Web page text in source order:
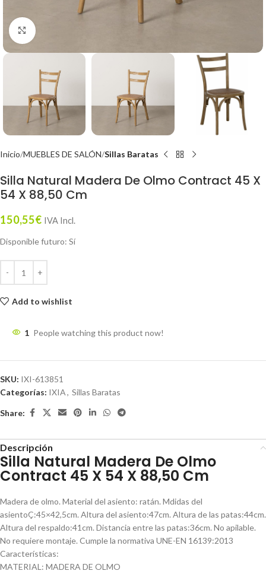
Click to enlarge
Inicio MUEBLES DE SALÓN Sillas Baratas
Silla Natural Madera De Olmo Contract 45 X
54 X 88,50 Cm
150,55€ IVA Incl.
Disponible futuro: Sí
Add to wishlist
1 People watching this product now!
SKU: IXI-613851
Categorías: IXIA, Sillas Baratas
Share:
Descripción
Silla Natural Madera De Olmo
Contract 45 X 54 X 88,50 Cm
Madera de olmo. Material del asiento: ratán. Mdidas del
asientoÇ:45×42,5cm. Altura del asiento:47cm. Altura de las patas:44cm.
Altura del respaldo:41cm. Distancia entre las patas:36cm. No apilable.
No requiere montaje. Cumple la normativa UNE-EN 16139:2013
Características:
MATERIAL: MADERA DE OLMO